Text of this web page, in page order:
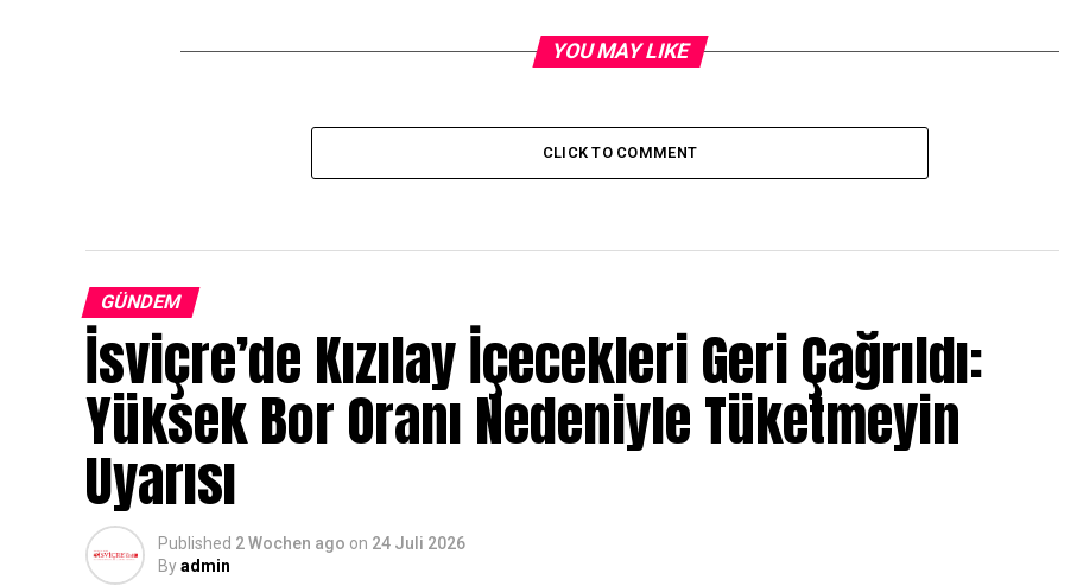
YOU MAY LIKE
CLICK TO COMMENT
GÜNDEM
İsviçre’de Kızılay İçecekleri Geri Çağrıldı:
Yüksek Bor Oranı Nedeniyle Tüketmeyin
Uyarısı
Published 2 Wochen ago on 24 Juli 2026
Byadmin